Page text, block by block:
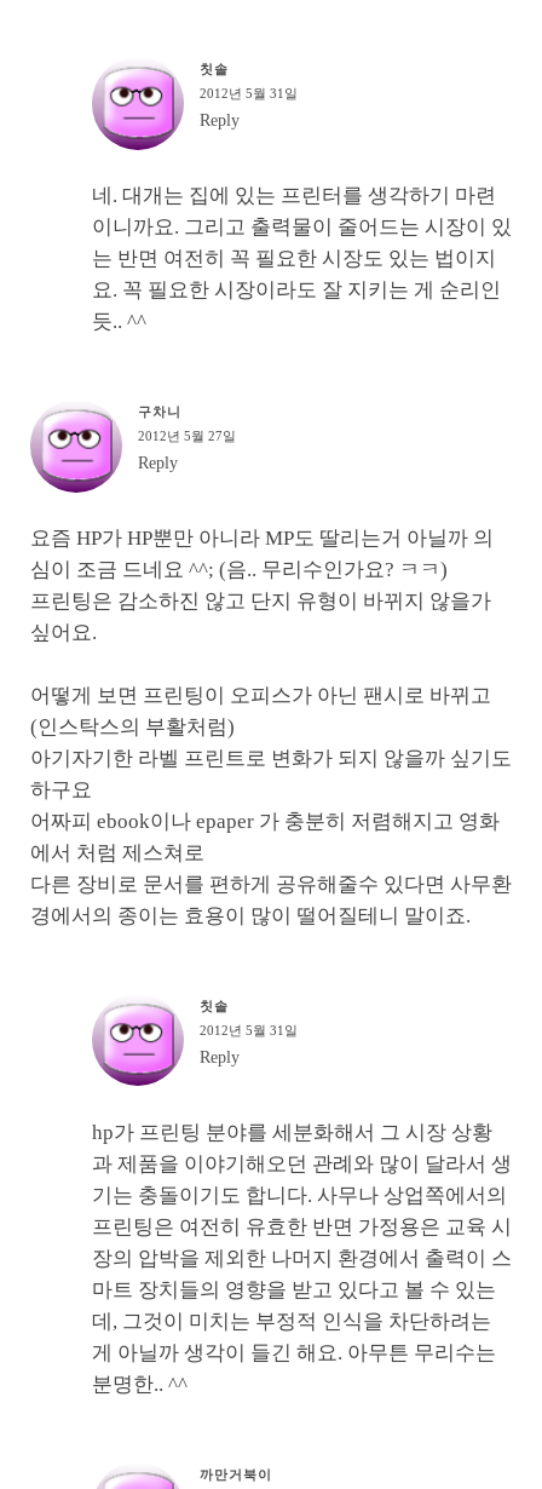
칫솔
2012년 5월 31일
Reply
네. 대개는 집에 있는 프린터를 생각하기 마련
이니까요. 그리고 출력물이 줄어드는 시장이 있
는 반면 여전히 꼭 필요한 시장도 있는 법이지
요. 꼭 필요한 시장이라도 잘 지키는 게 순리인
듯.. ^^
구차니
2012년 5월 27일
Reply
요즘 HP가 HP뿐만 아니라 MP도 딸리는거 아닐까 의
심이 조금 드네요 ^^; (음.. 무리수인가요? ㅋㅋ)
프린팅은 감소하진 않고 단지 유형이 바뀌지 않을가
싶어요.
어떻게 보면 프린팅이 오피스가 아닌 팬시로 바뀌고
(인스탁스의 부활처럼)
아기자기한 라벨 프린트로 변화가 되지 않을까 싶기도
하구요
어짜피 ebook이나 epaper 가 충분히 저렴해지고 영화
에서 처럼 제스쳐로
다른 장비로 문서를 편하게 공유해줄수 있다면 사무환
경에서의 종이는 효용이 많이 떨어질테니 말이죠.
칫솔
2012년 5월 31일
Reply
hp가 프린팅 분야를 세분화해서 그 시장 상황
과 제품을 이야기해오던 관례와 많이 달라서 생
기는 충돌이기도 합니다. 사무나 상업쪽에서의
프린팅은 여전히 유효한 반면 가정용은 교육 시
장의 압박을 제외한 나머지 환경에서 출력이 스
마트 장치들의 영향을 받고 있다고 볼 수 있는
데, 그것이 미치는 부정적 인식을 차단하려는
게 아닐까 생각이 들긴 해요. 아무튼 무리수는
분명한.. ^^
까만거북이